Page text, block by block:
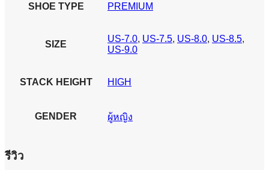
SHOE TYPE PREMIUM
SIZE
US-7.0, US-7.5, US-8.0, US-8.5,
US-9.0
STACK HEIGHT HIGH
GENDER ผู้หญิง
รีวิว